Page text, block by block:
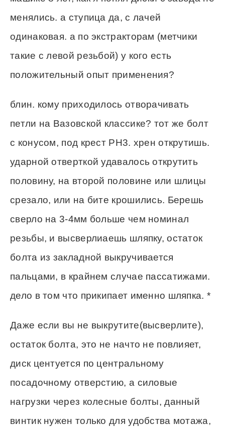
менялись. а ступица да, с лачей
одинаковая. а по экстракторам (метчики
такие с левой резьбой) у кого есть
положительный опыт применения?
блин. кому приходилось отворачивать
петли на Вазовской классике? тот же болт
с конусом, под крест РН3. хрен открутишь.
ударной отверткой удавалось открутить
половину, на второй половине или шлицы
срезало, или на бите крошились. Берешь
сверло на 3-4мм больше чем номинал
резьбы, и высверлиаешь шляпку, остаток
болта из закладной выкручивается
пальцами, в крайнем случае пассатижами.
дело в том что прикипает именно шляпка. *
Даже если вы не выкрутите(высверлите),
остаток болта, это не начто не повлияет,
диск центуется по центральному
посадочному отверстию, а силовые
нагрузки через колесные болты, данный
винтик нужен только для удобства мотажа,